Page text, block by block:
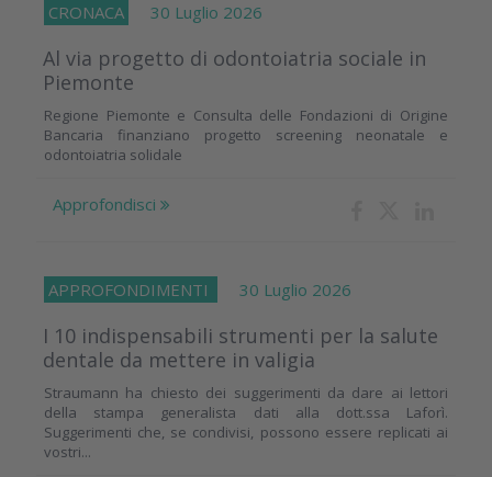
CRONACA 30 Luglio 2026
Al via progetto di odontoiatria sociale in
Piemonte
Regione Piemonte e Consulta delle Fondazioni di Origine
Bancaria finanziano progetto screening neonatale e
odontoiatria solidale
Approfondisci
APPROFONDIMENTI 30 Luglio 2026
I 10 indispensabili strumenti per la salute
dentale da mettere in valigia
Straumann ha chiesto dei suggerimenti da dare ai lettori
della stampa generalista dati alla dott.ssa Laforì.
Suggerimenti che, se condivisi, possono essere replicati ai
vostri...